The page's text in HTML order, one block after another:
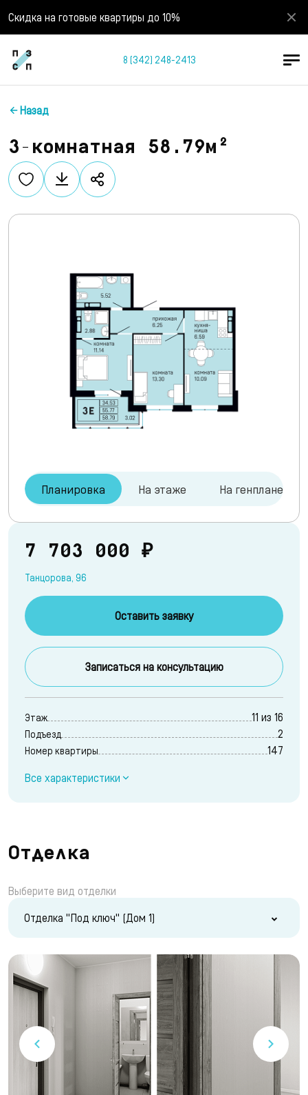
Скидка на готовые квартиры до 10%
8 (342) 248-2413
Назад
3-комнатная 58.79м²
Планировка На этаже На генплане
7 703 000 ₽
Танцорова, 96
Оставить заявку
Записаться на консультацию
Этаж 11 из 16
Подъезд 2
Номер квартиры 147
Все характеристики
Отделка
Выберите вид отделки
Отделка "Под ключ" (Дом 1)